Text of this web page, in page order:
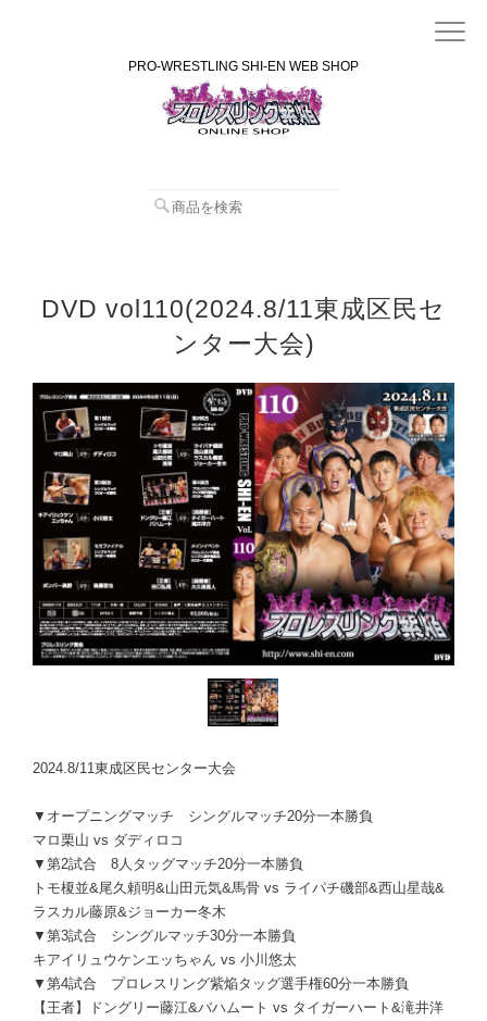
PRO-WRESTLING SHI-EN WEB SHOP
DVD vol110(2024.8/11東成区民セ
ンター大会)
2024.8/11東成区民センター大会
▼オープニングマッチ シングルマッチ20分一本勝負
マロ栗山 vs ダディロコ
▼第2試合 8人タッグマッチ20分一本勝負
トモ榎並&尾久頼明&山田元気&馬骨 vs ライパチ磯部&西山星哉&
ラスカル藤原&ジョーカー冬木
▼第3試合 シングルマッチ30分一本勝負
キアイリュウケンエッちゃん vs 小川悠太
▼第4試合 プロレスリング紫焔タッグ選手権60分一本勝負
【王者】ドングリー藤江&バハムート vs タイガーハート&滝井洋